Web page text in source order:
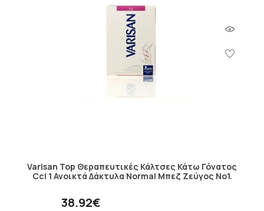
Varisan Top Θεραπευτικές Κάλτσες Κάτω Γόνατος
Ccl 1 Ανοικτά Δάκτυλα Normal Μπεζ Ζεύγος No1.
38.92€